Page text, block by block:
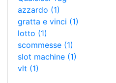
azzardo (1)
gratta e vinci (1)
lotto (1)
scommesse (1)
slot machine (1)
vlt (1)